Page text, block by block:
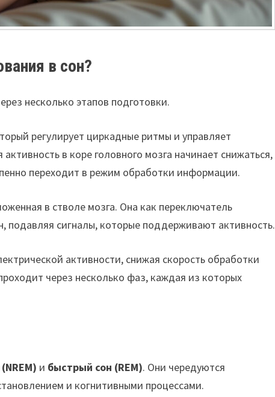
в сон?
несколько этапов подготовки.
регулирует циркадные ритмы и управляет
в коре головного мозга начинает снижаться,
переходит в режим обработки информации.
в стволе мозга. Она как переключатель
подавляя сигналы, которые поддерживают активность.
активности, снижая скорость обработки
через несколько фаз, каждая из которых
и быстрый сон (REM). Они чередуются
и когнитивными процессами.